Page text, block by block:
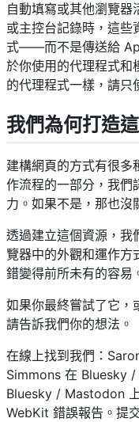
自動填寫或其他瀏覽器
或主控台記錄時，這些
式——而不是傳送給
於你使用的代理程式和
的代理程式一樣，請只
我們為何打造
建構網頁的方式有很
作流程的一部分，我們
力。如果不是，那也沒
透過建立這個資源，我
覽器中的外觀和運作
錯變得前所未有的容易
如果你最終嘗試了它，
請告訴我們你的想法。
在線上找到我們：
Simmons 在 Bluesky
Bluesky / Mastodon
WebKit 錯誤報告。提